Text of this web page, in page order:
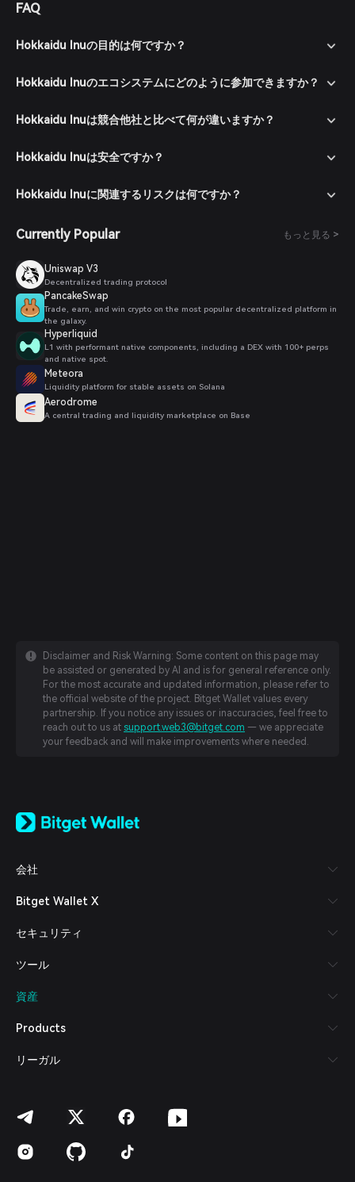
FAQ
Hokkaidu Inuの目的は何ですか？
Hokkaidu Inuのエコシステムにどのように参加できますか？
Hokkaidu Inuは競合他社と比べて何が違いますか？
Hokkaidu Inuは安全ですか？
Hokkaidu Inuに関連するリスクは何ですか？
Currently Popular もっと見る >
Uniswap V3
Decentralized trading protocol
PancakeSwap
Trade, earn, and win crypto on the most popular decentralized platform in
the galaxy.
Hyperliquid
L1 with performant native components, including a DEX with 100+ perps
and native spot.
Meteora
Liquidity platform for stable assets on Solana
Aerodrome
A central trading and liquidity marketplace on Base
Disclaimer and Risk Warning: Some content on this page may
be assisted or generated by AI and is for general reference only.
For the most accurate and updated information, please refer to
the official website of the project. Bitget Wallet values every
partnership. If you notice any issues or inaccuracies, feel free to
reach out to us at support.web3@bitget.com — we appreciate
your feedback and will make improvements where needed.
日本語
Español (Latinoamérica)
Italiano
Deutsch
繁體中文
Bahasa Indonesia
Español (Argentina)
会社
Bitget Wallet X
セキュリティ
ツール
資産
Products
リーガル